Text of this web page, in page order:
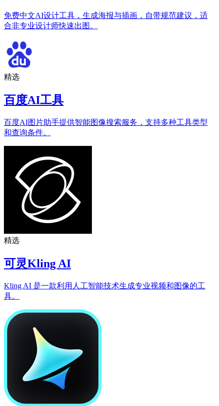
免费中文AI设计工具，生成海报与插画，自带规范建议，适
合非专业设计师快速出图。
精选
百度AI工具
百度AI图片助手提供智能图像搜索服务，支持多种工具类型
和查询条件。
精选
可灵Kling AI
Kling AI 是一款利用人工智能技术生成专业视频和图像的工
具。